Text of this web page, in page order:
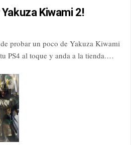
Kiwami 2!
probar un poco de Yakuza Kiwami
PS4 al toque y anda a la tienda.…